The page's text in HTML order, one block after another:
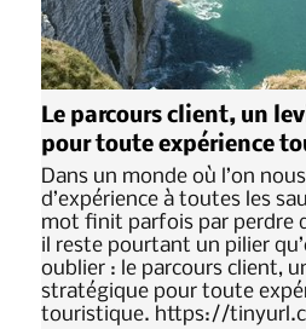
Le parcours client, un
pour toute expérience
Dans un monde où l’on
d’expérience à toutes les
mot finit parfois par perdre
il reste pourtant un pilier
oublier : le parcours client,
stratégique pour toute
touristique. https://